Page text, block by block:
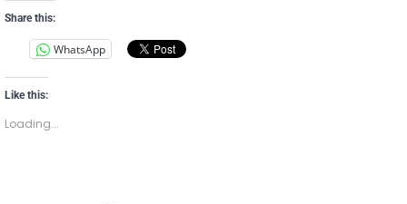
Share this:
WhatsApp
Like this:
Loading...